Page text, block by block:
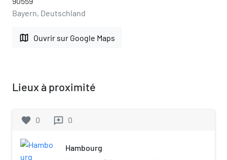
Bayern, Deutschland
map Ouvrir sur Google Maps
Lieux à proximité
favorite 0 reviews 0
Hambourg